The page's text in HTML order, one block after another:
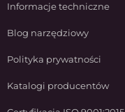
Informacje techniczne
Blog narzędziowy
Polityka prywatności
Katalogi producentów